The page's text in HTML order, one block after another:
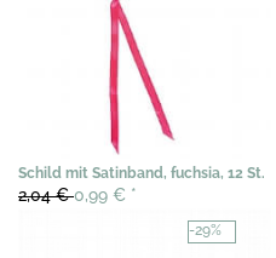
Schild mit Satinband, fuchsia, 12 St.
2,04 €0,99 € *
-29%